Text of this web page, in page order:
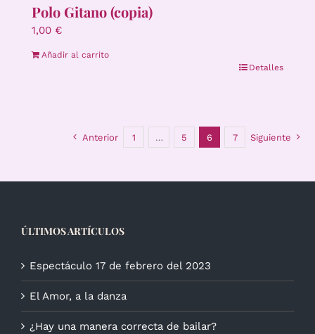
Polo Gitano (copia)
1,00 €
Añadir al carrito
Detalles
Anterior 1 … 5 6 7 Siguiente
ÚLTIMOS ARTÍCULOS
Espectáculo 17 de febrero del 2023
El Amor, a la danza
¿Hay una manera correcta de bailar?